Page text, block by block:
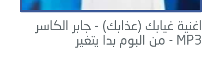
اغنية غيابك (عذابك) - جابر الكاسر
MP3 - من البوم
بدا يتغير